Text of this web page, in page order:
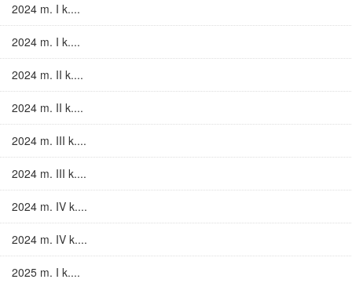
2024 m. I k....
2024 m. I k....
2024 m. II k....
2024 m. II k....
2024 m. III k....
2024 m. III k....
2024 m. IV k....
2024 m. IV k....
2025 m. I k....